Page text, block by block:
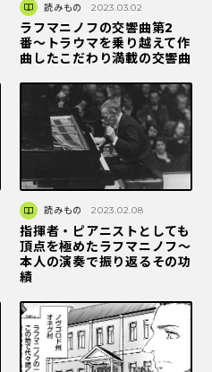
読みもの 2023.03.02
ラフマニノフの交響曲第2
番〜トラウマを乗り越えて作
曲したこだわり満載の交響曲
読みもの 2023.02.08
指揮者・ピアニストとしても
頂点を極めたラフマニノフ〜
本人の演奏で振り返るその功
績